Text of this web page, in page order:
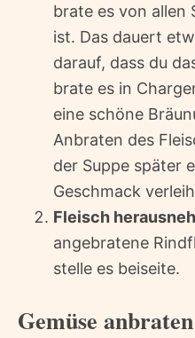
brate es von allen
ist. Das dauert
darauf, dass du
brate es in
eine schöne
Anbraten des
der Suppe später
Geschmack
Fleisch
angebratene
stelle es beiseite.
Gemüse